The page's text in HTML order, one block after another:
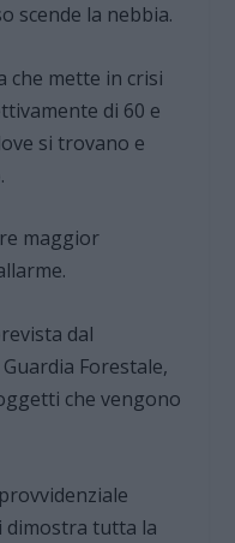
scende la nebbia.
che mette in crisi
di 60 e
si trovano e
maggior
dal
Forestale,
che vengono
dimostra tutta la